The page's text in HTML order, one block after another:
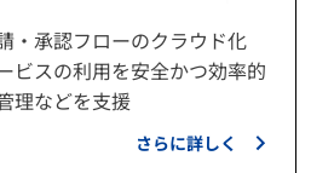
・承認フローのクラウド化
ビスの利用を安全かつ効率的
理などを支援
さらに詳しく